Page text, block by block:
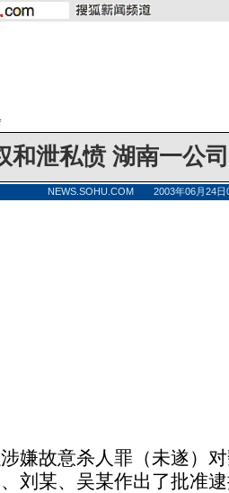
和泄私愤 湖南一公
NEWS.SOHU.COM 2003年06月24
嫌故意杀人罪（未遂）
刘某、吴某作出了批准